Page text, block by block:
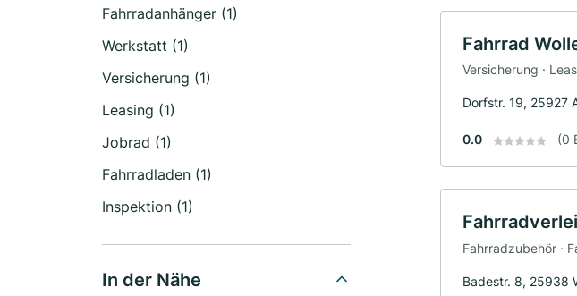
Fahrradanhänger (1)
Werkstatt (1)
Versicherung (1)
Leasing (1)
Jobrad (1)
Fahrradladen (1)
Inspektion (1)
In der Nähe
Fahrrad
Versicherung ·
Dorfstr. 19, 25927
0.0 (0
Fahrradzubehör ·
Badestr. 8, 25938